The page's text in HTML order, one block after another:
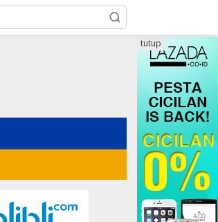
tutup